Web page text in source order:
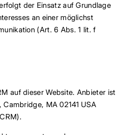
der Einsatz auf Grundlage
an einer möglichst
(Art. 6 Abs. 1 lit. f
auf dieser Website. Anbieter ist
MA 02141 USA